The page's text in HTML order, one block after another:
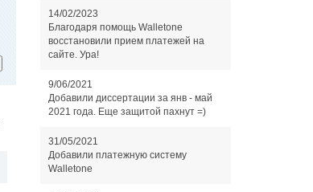
14/02/2023
Благодаря помощь Walletone
восстановили прием платежей на
сайте. Ура!
9/06/2021
Добавили диссертации за янв - май
2021 года. Еще защитой пахнут =)
31/05/2021
Добавили платежную систему
Walletone